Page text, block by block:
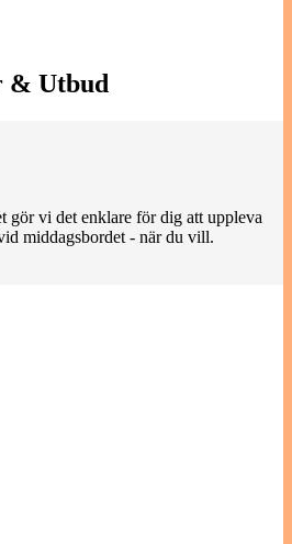
& Utbud
gör vi det enklare för dig att uppleva
middagsbordet - när du vill.